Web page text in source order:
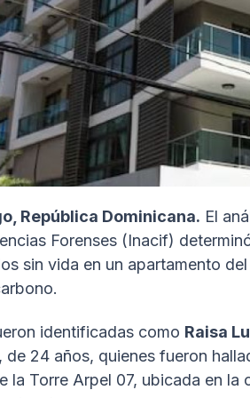
República Dominicana. El
Forenses (Inacif)
sin vida en un apartamento
identificadas como Raisa
, de 24 años, quienes fueron
la Torre Arpel 07, ubicada en